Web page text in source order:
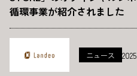
循環事業が紹介されました
ニュース